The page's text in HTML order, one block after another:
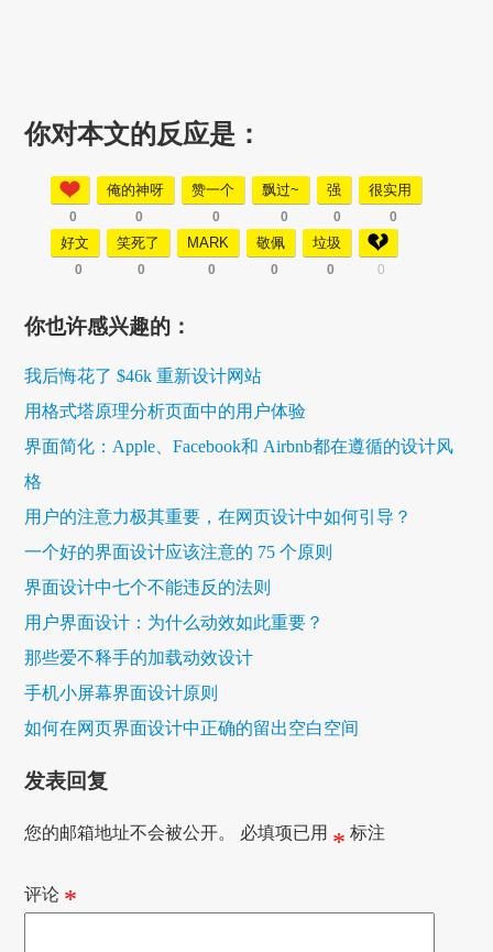
你对本文的反应是：
0
俺的神呀
0
赞一个
0
飘过~
0
强
0
很实用
0
好文
0
笑死了
0
MARK
0
敬佩
0
垃圾
0 0
你也许感兴趣的：
我后悔花了 $46k 重新设计网站
用格式塔原理分析页面中的用户体验
界面简化：Apple、Facebook和 Airbnb都在遵循的设计风
格
用户的注意力极其重要，在网页设计中如何引导？
一个好的界面设计应该注意的 75 个原则
界面设计中七个不能违反的法则
用户界面设计：为什么动效如此重要？
那些爱不释手的加载动效设计
手机小屏幕界面设计原则
如何在网页界面设计中正确的留出空白空间
发表回复
您的邮箱地址不会被公开。 必填项已用 * 标注
评论 *